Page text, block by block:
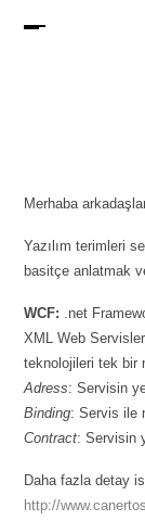
Merhaba
Yazılım terimleri
basitçe anlatmak
WCF: .net
XML Web
teknolojileri tek bir
Adress: Servisin
Binding: Servis ile
Contract: Servisin
Daha fazla detay
http://